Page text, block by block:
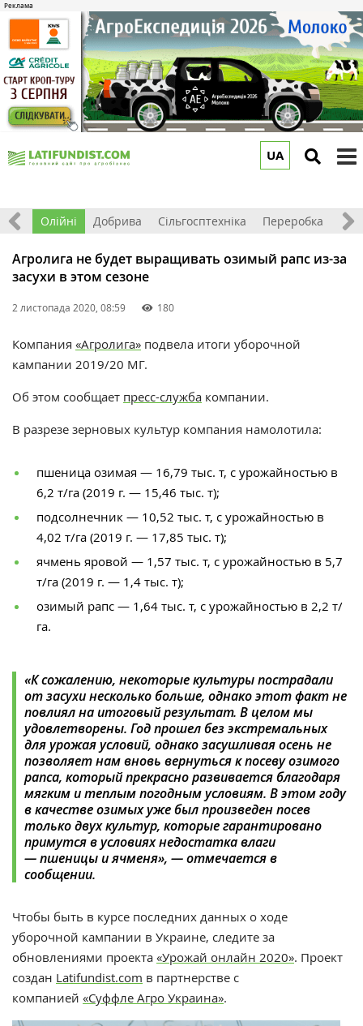
UA
Олійні Добрива Сільгосптехніка Переробка
Агролига не будет выращивать озимый рапс из-за
засухи в этом сезоне
2 листопада 2020, 08:59 180
Компания «Агролига» подвела итоги уборочной
кампании 2019/20 МГ.
Об этом сообщает пресс-служба компании.
В разрезе зерновых культур компания намолотила:
пшеница озимая — 16,79 тыс. т, с урожайностью в
6,2 т/га (2019 г. — 15,46 тыс. т);
подсолнечник — 10,52 тыс. т, с урожайностью в
4,02 т/га (2019 г. — 17,85 тыс. т);
ячмень яровой — 1,57 тыс. т, с урожайностью в 5,7
т/га (2019 г. — 1,4 тыс. т);
озимый рапс — 1,64 тыс. т, с урожайностью в 2,2 т/
га.
«К сожалению, некоторые культуры пострадали
от засухи несколько больше, однако этот факт не
повлиял на итоговый результат. В целом мы
удовлетворены. Год прошел без экстремальных
для урожая условий, однако засушливая осень не
позволяет нам вновь вернуться к посеву озимого
рапса, который прекрасно развивается благодаря
мягким и теплым погодным условиям. В этом году
в качестве озимых уже был произведен посев
только двух культур, которые гарантировано
примутся в условиях недостатка влаги
—пшеницы и ячменя», —отмечается в
сообщении.
Чтобы быть в курсе последних данных о ходе
уборочной кампании в Украине, следите за
обновлениями проекта «Урожай онлайн 2020». Проект
создан Latifundist.com в партнерстве с
компанией «Суффле Агро Украина».